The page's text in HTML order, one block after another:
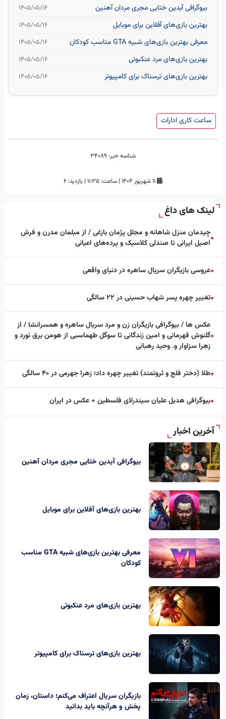
بیوگرافی آیدین ختایی مجری مردان آهنین ۱۴۰۵/۰۵/۱۶
بهترین بازی‌های آفلاین برای موبایل ۱۴۰۵/۰۵/۱۶
معرفی بهترین بازی‌های شبیه GTA مناسب کودکان ۱۴۰۵/۰۵/۱۶
بهترین بازی‌های مرد عنکبوتی ۱۴۰۵/۰۵/۱۶
بهترین بازی‌های ترسناک برای کامپیوتر ۱۴۰۵/۰۵/۱۶
ساعت کاری ادارات
شناسه خبر:
| ساعت: ۱۱:۳۵ | بازدید: 6
لینک های داغ
●چیدمان منزل شاهانه و مجلل پژمان بازغی / از مبلمان مدرن و فرش
اصیل ایرانی تا صندلی کلاسیک و پرده‌های اعیانی
●عروسی بازیگران سریال ساهره در دنیای واقعی
●تغییر چهره پسر شهاب حسینی در ۲۲ سالگی
●
عکس ها / بیوگرافی بازیگران زن و مرد سریال ساهره و همسرانشا / از
گلنوش قهرمانی و امین زندگانی تا سوگل طهماسبی از هومن برق نورد و
زهرا سزاوار و. وحید رهبانی
●طلا (دختر فلج و ثروتمند) تغییر چهره داد؛ زهرا جهرمی در ۴۰ سالگی
●بیوگرافی هدیل علیان سیندرلای فلسطین + عکس در ایران
آخرین اخبار
بیوگرافی آیدین ختایی مجری مردان آهنین
بهترین بازی‌های آفلاین برای موبایل
معرفی بهترین بازی‌های شبیه GTA مناسب
کودکان
بهترین بازی‌های مرد عنکبوتی
بهترین بازی‌های ترسناک برای کامپیوتر
بازیگران سریال اعتراف می‌کنم؛ داستان، زمان
پخش و هرآنچه باید بدانید